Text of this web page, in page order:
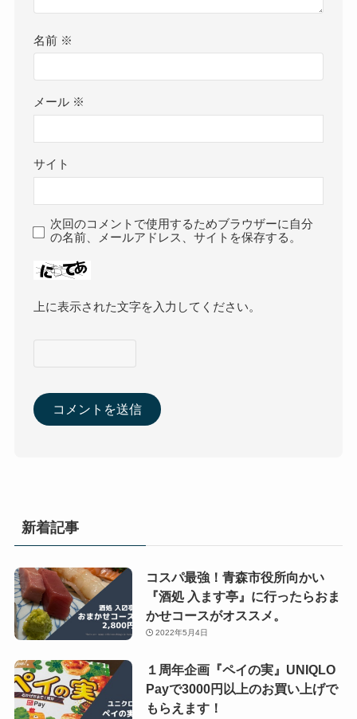
名前 ※
メール ※
サイト
次回のコメントで使用するためブラウザーに自分
の名前、メールアドレス、サイトを保存する。
上に表示された文字を入力してください。
新着記事
コスパ最強！青森市役所向かい
『酒処 入ます亭』に行ったらおま
かせコースがオススメ。
2022年5月4日
１周年企画『ペイの実』UNIQLO
Payで3000円以上のお買い上げで
もらえます！